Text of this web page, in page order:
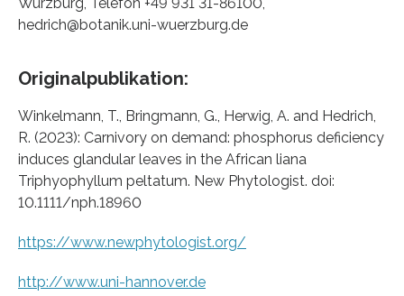
hedrich@botanik.uni-wuerzburg.de
Originalpublikation:
Winkelmann, T., Bringmann, G., Herwig, A. and Hedrich,
R. (2023): Carnivory on demand: phosphorus deficiency
induces glandular leaves in the African liana
Triphyophyllum peltatum. New Phytologist. doi:
10.1111/nph.18960
https://www.newphytologist.org/
http://www.uni-hannover.de